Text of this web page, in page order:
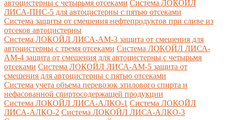
автоцистерны с четырьмя отсеками Система ЛОКОЙЛ
ЛИСА-ПНС-5 для автоцистерны с пятью отсеками
Система защиты от смешения нефтепродуктов при сливе из
отсеков автоцистерны
Система ЛОКОЙЛ ЛИСА-AM-3 защита от смешения для
автоцистерны с тремя отсеками Система ЛОКОЙЛ ЛИСА-
AM-4 защита от смешения для автоцистерны с четырьмя
отсеками Система ЛОКОЙЛ ЛИСА-AM-5 защита от
смешения для автоцистерны с пятью отсеками
Система учета объема перевозок этилового спирта и
нефасованной спиртосодержащей продукции
Система ЛОКОЙЛ ЛИСА-AЛКО-1 Система ЛОКОЙЛ
ЛИСА-АЛКО-2 Система ЛОКОЙЛ ЛИСА-АЛКО-3